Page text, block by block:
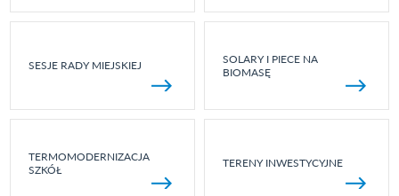
SESJE RADY MIEJSKIEJ
SOLARY I PIECE NA
BIOMASĘ
TERMOMODERNIZACJA
SZKÓŁ
TERENY INWESTYCYJNE